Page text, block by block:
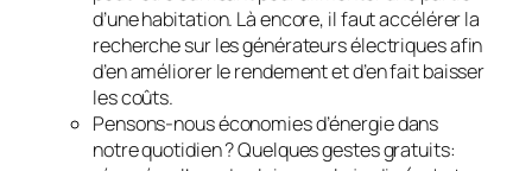
d’une habitation. Là encore, il faut accélérer la
recherche sur les générateurs électriques afin
d’en améliorer le rendement et d’en fait baisser
les coûts.
Pensons-nous économies d’énergie dans
notre quotidien ? Quelques gestes gratuits: